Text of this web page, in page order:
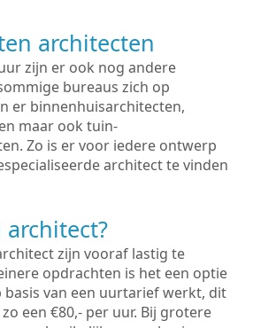
architecten
zijn er ook nog andere
bureaus zich op
er binnenhuisarchitecten,
maar ook tuin-
Zo is er voor iedere ontwerp
architect te vinden
architect?
zijn vooraf lastig te
opdrachten is het een optie
basis van een uurtarief werkt, dit
een €80,- per uur. Bij grotere